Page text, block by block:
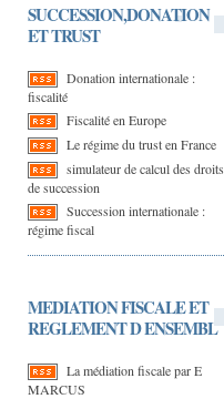
SUCCESSION,DONATION
ET TRUST
Donation internationale :
fiscalité
Fiscalité en Europe
Le régime du trust en France
simulateur de calcul des droits
de succession
Succession internationale :
régime fiscal
MEDIATION FISCALE ET
REGLEMENT D ENSEMBL
La médiation fiscale par E
MARCUS